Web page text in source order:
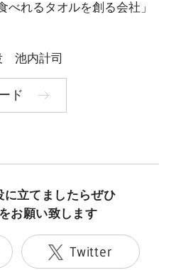
べれるタオルを創る会社」
池内計司
ド
に立てましたらぜひ
お願い致します
Twitter